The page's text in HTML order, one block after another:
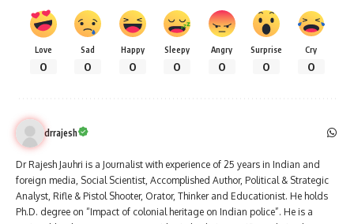
Love
0
Sad
0
Happy
0
Sleepy
0
Angry
0
Surprise
0
Cry
0
drrajesh
Dr Rajesh Jauhri is a Journalist with experience of 25 years in Indian and
foreign media, Social Scientist, Accomplished Author, Political & Strategic
Analyst, Rifle & Pistol Shooter, Orator, Thinker and Educationist. He holds
Ph.D. degree on “Impact of colonial heritage on Indian police”. He is a